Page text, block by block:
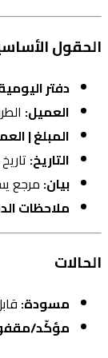
الحقول
دفتر
العميل:
المبلغ |
التاريخ:
بيان:مرجع
ملاحظات
الحالات
مسودة:
مؤكّد/